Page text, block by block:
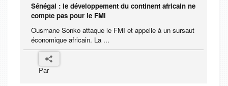
Sénégal : le développement du continent africain ne
compte pas pour le FMI
Ousmane Sonko attaque le FMI et appelle à un sursaut
économique africain. La ...
Par